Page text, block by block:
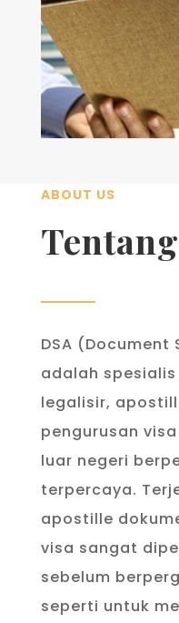
ABOUT US
DSA (Document
adalah
legalisir,
pengurusan
luar negeri
terpercaya.
apostille
visa sangat
sebelum
seperti untuk